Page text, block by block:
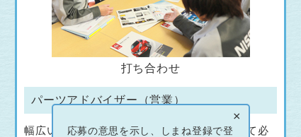
打ち合わせ
パーツアドバイザー（営業）
幅広い商品知識を生かし、お客さまを訪問して必
×
応募の意思を示し、しまね登録で登